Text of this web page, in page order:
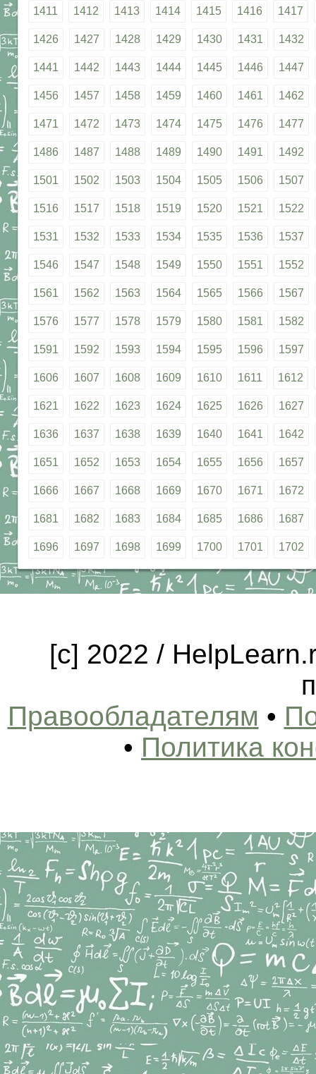
1411 1412 1413 1414 1415 1416 1417
1426 1427 1428 1429 1430 1431 1432
1441 1442 1443 1444 1445 1446 1447
1456 1457 1458 1459 1460 1461 1462
1471 1472 1473 1474 1475 1476 1477
1486 1487 1488 1489 1490 1491 1492
1501 1502 1503 1504 1505 1506 1507
1516 1517 1518 1519 1520 1521 1522
1531 1532 1533 1534 1535 1536 1537
1546 1547 1548 1549 1550 1551 1552
1561 1562 1563 1564 1565 1566 1567
1576 1577 1578 1579 1580 1581 1582
1591 1592 1593 1594 1595 1596 1597
1606 1607 1608 1609 1610 1611 1612
1621 1622 1623 1624 1625 1626 1627
1636 1637 1638 1639 1640 1641 1642
1651 1652 1653 1654 1655 1656 1657
1666 1667 1668 1669 1670 1671 1672
1681 1682 1683 1684 1685 1686 1687
1696 1697 1698 1699 1700 1701 1702
[c] 2022 /
Правообладателям •
• Политика